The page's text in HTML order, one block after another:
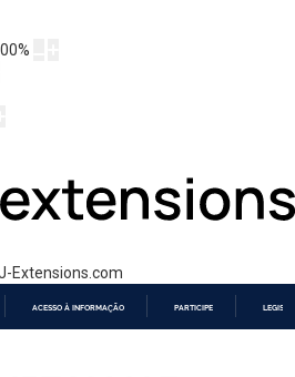
%
Extensions.com
ACESSO À INFORMAÇÃO PARTICIPE